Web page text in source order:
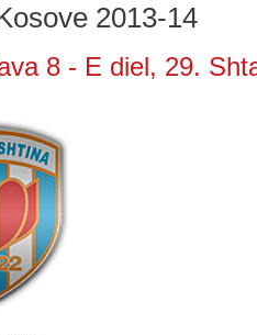
2013-14
8 - E diel, 29.